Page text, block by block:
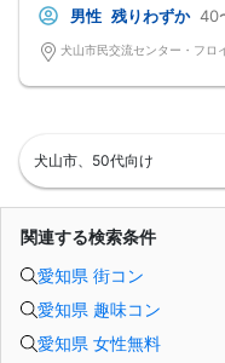
A：皆様カジュアルな服装でご参
Q：参加費の支払い方法は？
A：当日に受付にてお支払いいた
Q：持ち物は？
ルでお送りします。必ずレインボ
定してください。（お申し込み
トリーのメールアドレスが記載さ
・本人様確認について
受付にて公的な本人確認書類（免
で、ご予約時は必ず本名をご入力
遅刻は他の参加者様のご迷惑とな
しください。
・中止判断タイミング・中止連絡
最少催行人数に満たない場合など
ざいます。その場合、開催時刻の
男性 残りわずか 40
犬山市、50代向け
関連する検索条件
愛知県 街コン
愛知県 趣味コン
愛知県 女性無料